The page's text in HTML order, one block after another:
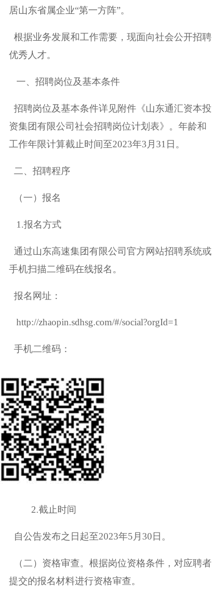
居山东省属企业“第一方阵”。
根据业务发展和工作需要，现面向社会公开招聘
优秀人才。
一、招聘岗位及基本条件
招聘岗位及基本条件详见附件《山东通汇资本投
资集团有限公司社会招聘岗位计划表》。年龄和
工作年限计算截止时间至2023年3月31日。
二、招聘程序
（一）报名
1.报名方式
通过山东高速集团有限公司官方网站招聘系统或
手机扫描二维码在线报名。
报名网址：
http://zhaopin.sdhsg.com/#/social?orgId=1
手机二维码：
2.截止时间
自公告发布之日起至2023年5月30日。
（二）资格审查。根据岗位资格条件，对应聘者
提交的报名材料进行资格审查。